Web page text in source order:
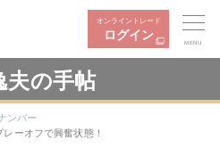
オンライントレード
ログイン
MENU
夫の手帖
ンバー
ーオフで興奮状態！